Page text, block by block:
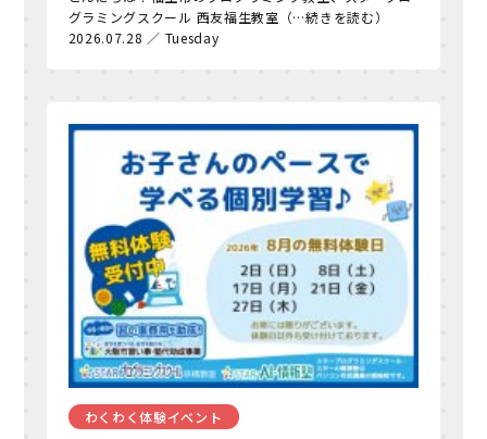
グラミングスクール 西友福生教室（…続きを読む）
2026.07.28 ／ Tuesday
わくわく体験イベント